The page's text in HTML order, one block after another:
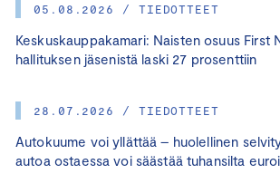
05.08.2026 / TIEDOTTEET
Keskuskauppakamari: Naisten osuus First
hallituksen jäsenistä laski 27 prosenttiin
28.07.2026 / TIEDOTTEET
Autokuume voi yllättää – huolellinen
autoa ostaessa voi säästää tuhansilta